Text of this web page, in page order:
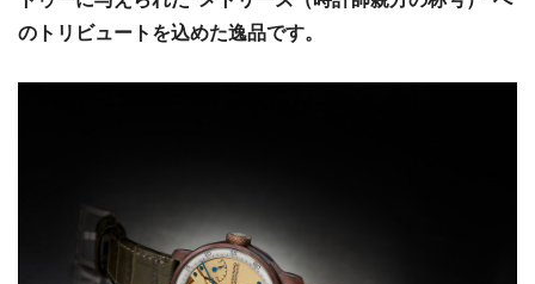
のトリビュートを込めた逸品です。